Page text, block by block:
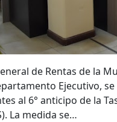
de Rentas de la
Ejecutivo,
al 6° anticipo de la
La medida se…